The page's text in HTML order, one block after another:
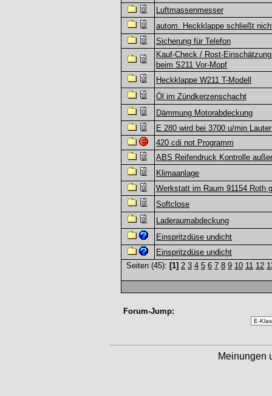
Luftmassenmesser
autom. Heckklappe schließt
Sicherung für Telefon
Kauf-Check / Rost-
beim S211 Vor-Mopf
Heckklappe W211 T-Modell
Öl im Zündkerzenschacht
Dämmung Motorabdeckung
E 280 wird bei 3700 u/min
420 cdi not Programm
ABS Reifendruck Kontrolle
Klimaanlage
Werkstatt im Raum 91154 Roth
Softclose
Laderaumabdeckung
Einspritzdüse undicht
Einspritzdüse undicht
Seiten (45): [1] 2 3 4 5 6 7 8 9 10 11 12
Forum-Jump:
Meinungen